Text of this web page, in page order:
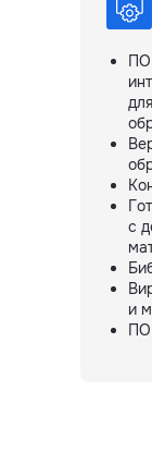
ПО
с
и
ПО